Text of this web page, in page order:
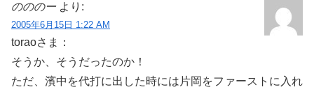
のののー より:
2005年6月15日 1:22 AM
toraoさま：
そうか、そうだったのか！
ただ、濱中を代打に出した時には片岡をファーストに入れ